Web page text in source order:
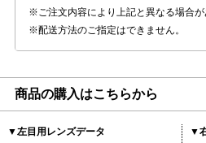
ご注文内容により上記と異なる場合が
配送方法のご指定はできません。
商品の購入はこちらから
▼左目用レンズデータ
▼